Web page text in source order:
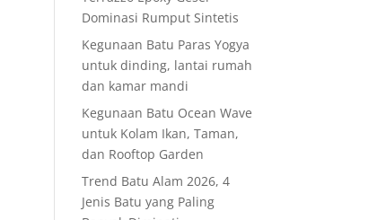
Dominasi Rumput Sintetis
Kegunaan Batu Paras Yogya
untuk dinding, lantai rumah
dan kamar mandi
Kegunaan Batu Ocean Wave
untuk Kolam Ikan, Taman,
dan Rooftop Garden
Trend Batu Alam 2026, 4
Jenis Batu yang Paling